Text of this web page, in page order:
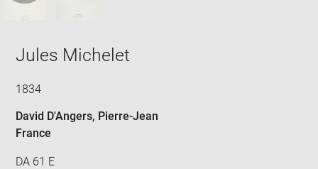
Jules Michelet
1834
David D'Angers, Pierre-Jean
France
DA 61 E